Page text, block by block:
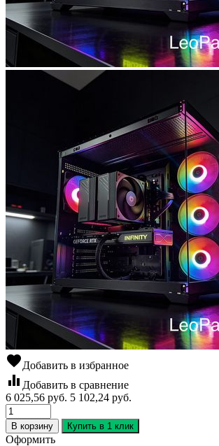
favoriteДобавить в избранное
equalizer Добавить в сравнение
6 025,56 руб. 5 102,24 руб.
В корзину Купить в 1 клик
Оформить